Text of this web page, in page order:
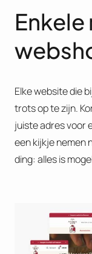
Elke website die
trots op te zijn.
juiste adres voor
een kijkje nemen
ding: alles is